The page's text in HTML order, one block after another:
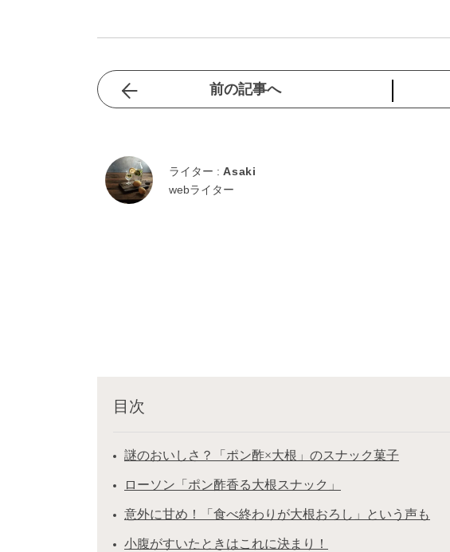
前の記事へ
ライター : Asaki
webライター
目次
謎のおいしさ？「ポン酢×大根」のスナック菓子
ローソン「ポン酢香る大根スナック」
意外に甘め！「食べ終わりが大根おろし」という声も
小腹がすいたときはこれに決まり！